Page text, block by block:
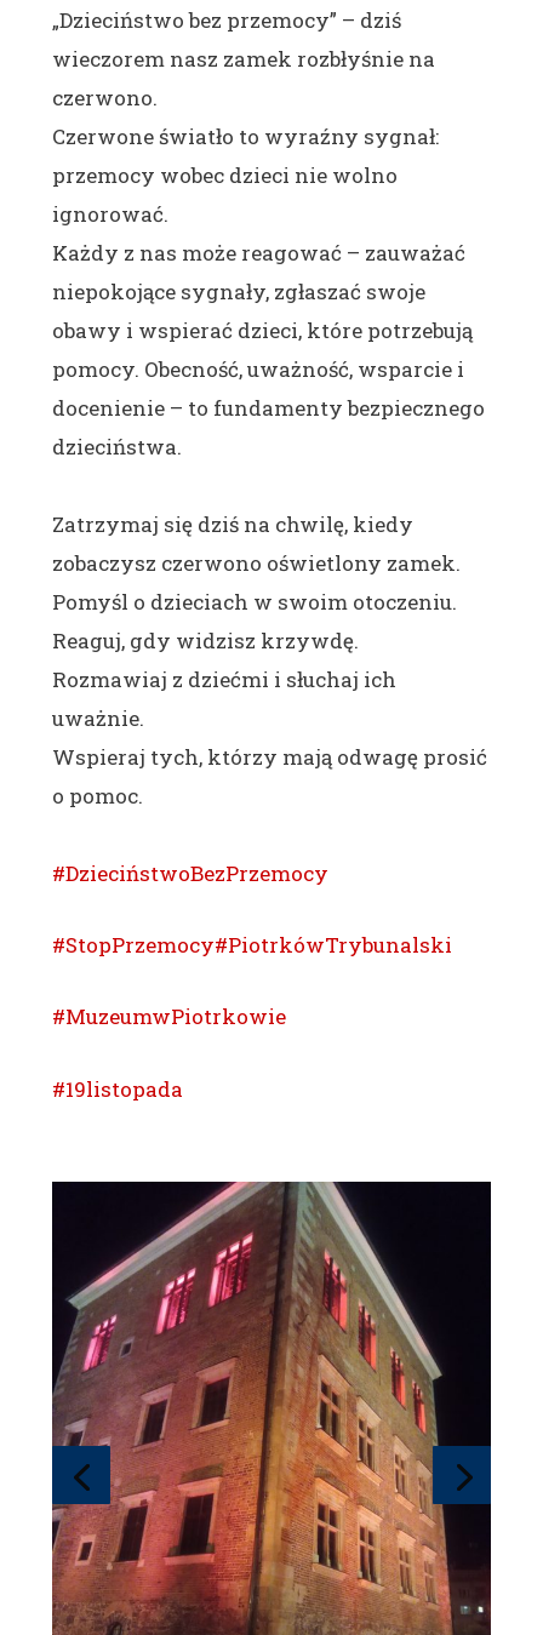
„Dzieciństwo bez przemocy” – dziś
wieczorem nasz zamek rozbłyśnie na
czerwono.
Czerwone światło to wyraźny sygnał:
przemocy wobec dzieci nie wolno
ignorować.
Każdy z nas może reagować – zauważać
niepokojące sygnały, zgłaszać swoje
obawy i wspierać dzieci, które potrzebują
pomocy. Obecność, uważność, wsparcie i
docenienie – to fundamenty bezpiecznego
dzieciństwa.
Zatrzymaj się dziś na chwilę, kiedy
zobaczysz czerwono oświetlony zamek.
Pomyśl o dzieciach w swoim otoczeniu.
Reaguj, gdy widzisz krzywdę.
Rozmawiaj z dziećmi i słuchaj ich
uważnie.
Wspieraj tych, którzy mają odwagę prosić
o pomoc.
#DzieciństwoBezPrzemocy
#StopPrzemocy#PiotrkówTrybunalski
#MuzeumwPiotrkowie
#19listopada